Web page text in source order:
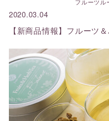
フルーツル
2020.03.04
【新商品情報】フルーツ